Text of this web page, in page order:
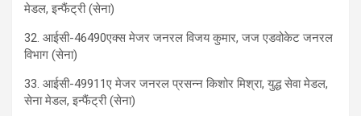
मेडल, इन्फैंट्री (सेना)
32. आईसी-46490एक्स मेजर जनरल विजय कुमार, जज एडवोकेट जनरल
विभाग (सेना)
33. आईसी-49911ए मेजर जनरल प्रसन्न किशोर मिश्रा, युद्ध सेवा मेडल,
सेना मेडल, इन्फैंट्री (सेना)